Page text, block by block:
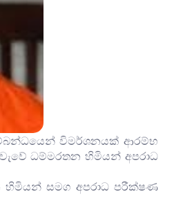
විමර්ශනයක් ආරම්භ
ධම්මරතන හිමියන් අපරාධ
හිමියන් සමග අපරාධ පරීක්ෂණ